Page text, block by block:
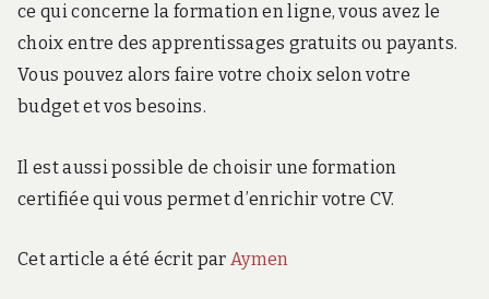
ce qui concerne la formation en ligne, vous avez le
choix entre des apprentissages gratuits ou payants.
Vous pouvez alors faire votre choix selon votre
budget et vos besoins.
Il est aussi possible de choisir une formation
certifiée qui vous permet d’enrichir votre CV.
Cet article a été écrit par Aymen